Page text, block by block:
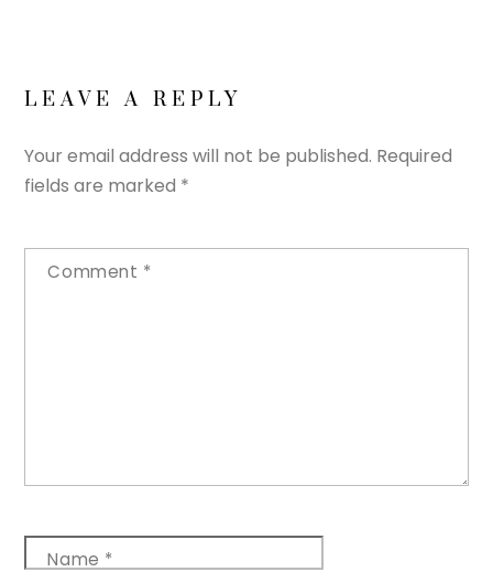
LEAVE A REPLY
Your email address will not be published. Required
fields are marked *
Comment *
Name *